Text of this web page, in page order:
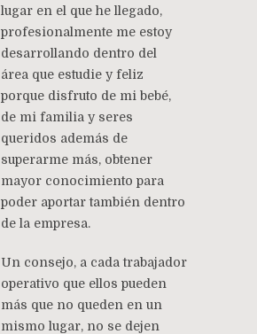
lugar en el que he llegado,
profesionalmente me estoy
desarrollando dentro del
área que estudie y feliz
porque disfruto de mi bebé,
de mi familia y seres
queridos además de
superarme más, obtener
mayor conocimiento para
poder aportar también dentro
de la empresa.
Un consejo, a cada trabajador
operativo que ellos pueden
más que no queden en un
mismo lugar, no se dejen